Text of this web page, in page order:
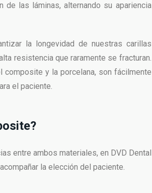
las láminas, alternando su apariencia
la longevidad de nuestras carillas
resistencia que raramente se fracturan.
composite y la porcelana, son fácilmente
el paciente.
entre ambos materiales, en DVD Dental
la elección del paciente.